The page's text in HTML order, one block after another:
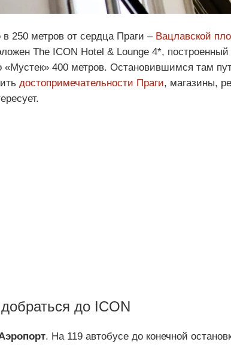
в 250 метров от сердца Праги – Вацлавской
The ICON Hotel & Lounge 4*,
«Мустек» 400 метров. Остановившимся там
достопримечательности Праги, магазины,
до ICON
. На 119 автобусе до конечной